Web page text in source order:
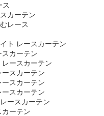
ス
カーテン
レース
ト レースカーテン
カーテン
ースカーテン
スカーテン
スカーテン
スカーテン
ースカーテン
カーテン